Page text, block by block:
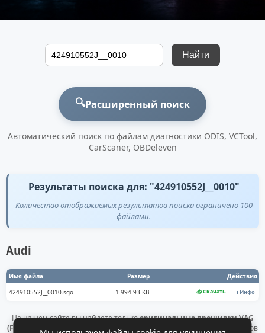
Найти
🔍Расширенный поиск
Автоматический поиск по файлам диагностики ODIS, VCTool,
CarScaner, OBDeleven
Результаты поиска для: "424910552J__0010"
Количество отображаемых результатов поиска ограничено 100
файлами.
Audi
Имя файла Размер
Действия
424910552J__0010.sgo
1 994.93 KB 📥 Скачать ℹ️ Инфо
На нашем сайте вы найдете толькооригинальные прошивки VAG
(Flashdaten)
. Все файлы получены напрямую с официальных серверов